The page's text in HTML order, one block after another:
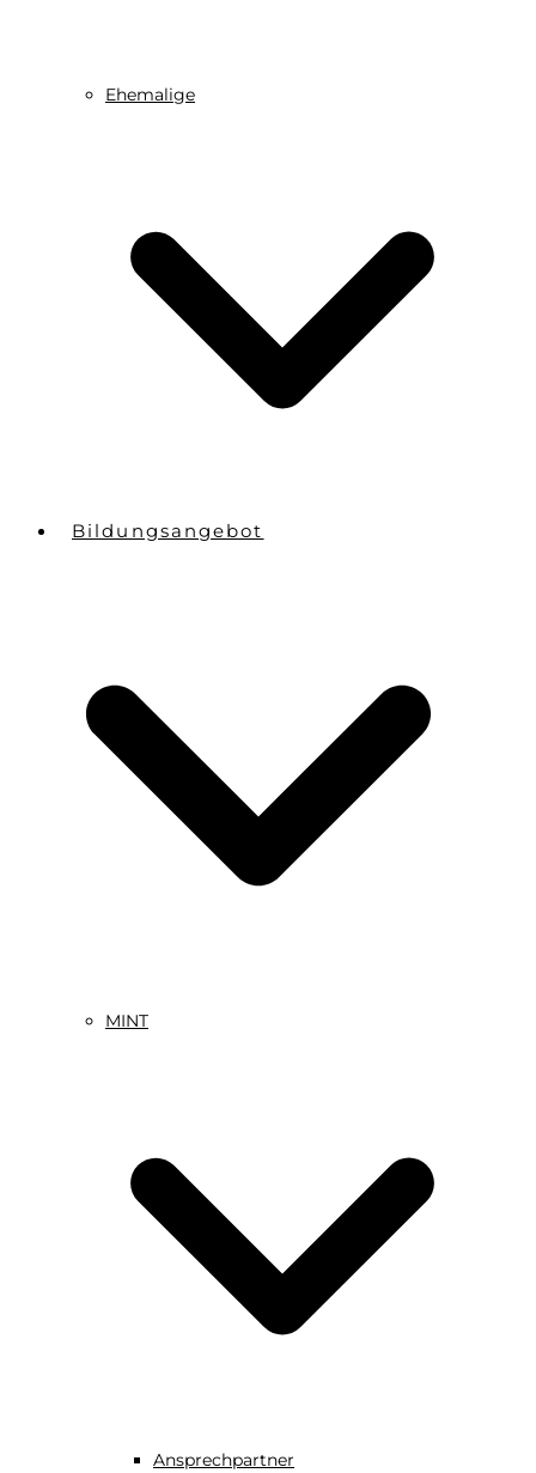
Ehemalige
Bildungsangebot
MINT
Ansprechpartner